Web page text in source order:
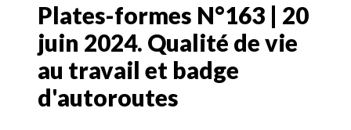
Plates-formes N°163 | 20
juin 2024. Qualité de vie
au travail et badge
d'autoroutes